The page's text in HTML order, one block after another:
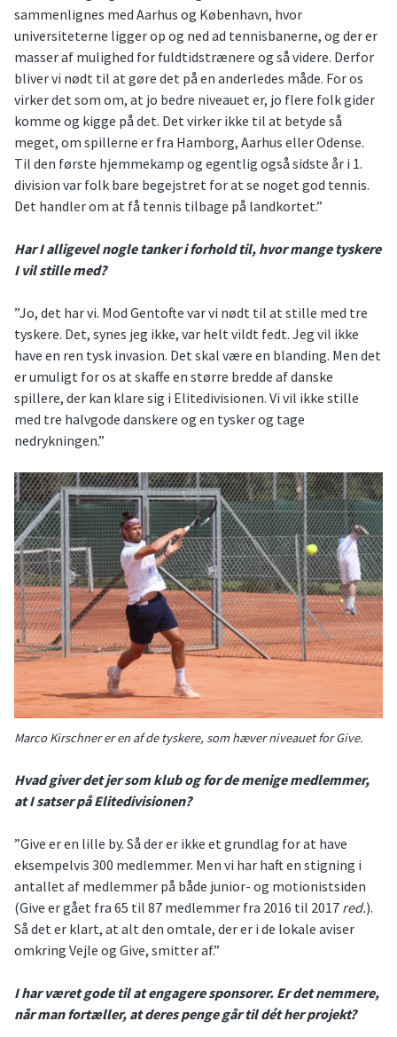
sammenlignes med Aarhus og København, hvor
universiteterne ligger op og ned ad tennisbanerne, og der er
masser af mulighed for fuldtidstrænere og så videre. Derfor
bliver vi nødt til at gøre det på en anderledes måde. For os
virker det som om, at jo bedre niveauet er, jo flere folk gider
komme og kigge på det. Det virker ikke til at betyde så
meget, om spillerne er fra Hamborg, Aarhus eller Odense.
Til den første hjemmekamp og egentlig også sidste år i 1.
division var folk bare begejstret for at se noget god tennis.
Det handler om at få tennis tilbage på landkortet.”
Har I alligevel nogle tanker i forhold til, hvor mange tyskere
I vil stille med?
”Jo, det har vi. Mod Gentofte var vi nødt til at stille med tre
tyskere. Det, synes jeg ikke, var helt vildt fedt. Jeg vil ikke
have en ren tysk invasion. Det skal være en blanding. Men det
er umuligt for os at skaffe en større bredde af danske
spillere, der kan klare sig i Elitedivisionen. Vi vil ikke stille
med tre halvgode danskere og en tysker og tage
nedrykningen.”
Marco Kirschner er en af de tyskere, som hæver niveauet for Give.
Hvad giver det jer som klub og for de menige medlemmer,
at I satser på Elitedivisionen?
”Give er en lille by. Så der er ikke et grundlag for at have
eksempelvis 300 medlemmer. Men vi har haft en stigning i
antallet af medlemmer på både junior- og motionistsiden
(Give er gået fra 65 til 87 medlemmer fra 2016 til 2017 red.).
Så det er klart, at alt den omtale, der er i de lokale aviser
omkring Vejle og Give, smitter af.”
I har været gode til at engagere sponsorer. Er det nemmere,
når man fortæller, at deres penge går til dét her projekt?